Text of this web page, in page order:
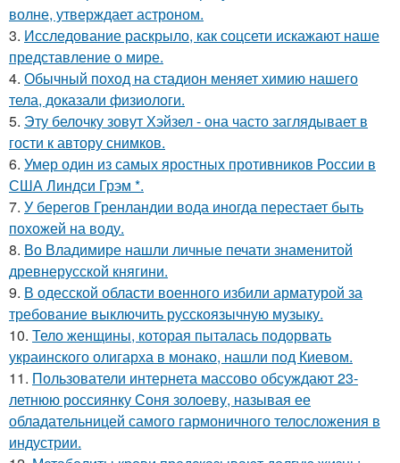
волне, утверждает астроном.
3. Исследование раскрыло, как соцсети искажают наше
представление о мире.
4. Обычный поход на стадион меняет химию нашего
тела, доказали физиологи.
5. Эту белочку зовут Хэйзел - она часто заглядывает в
гости к автору снимков.
6. Умер один из самых яростных противников России в
США Линдси Грэм *.
7. У берегов Гренландии вода иногда перестает быть
похожей на воду.
8. Во Владимире нашли личные печати знаменитой
древнерусской княгини.
9. В одесской области военного избили арматурой за
требование выключить русскоязычную музыку.
10. Тело женщины, которая пыталась подорвать
украинского олигарха в монако, нашли под Киевом.
11. Пользователи интернета массово обсуждают 23-
летнюю россиянку Соня золоеву, называя ее
обладательницей самого гармоничного телосложения в
индустрии.